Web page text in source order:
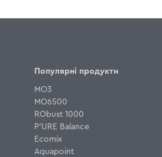
Популярні продукти
MO3
MO6500
RObust 1000
P'URE Balance
Ecomix
Aquapoint